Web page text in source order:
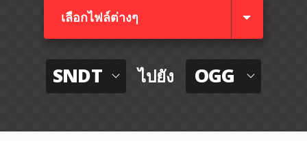
เลือกไฟล์ต่างๆ​
SNDT ไปยัง OGG